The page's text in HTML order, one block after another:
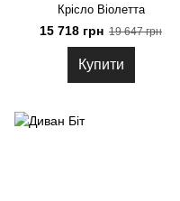
Крісло Віолетта
15 718 грн 19 647 грн
Купити